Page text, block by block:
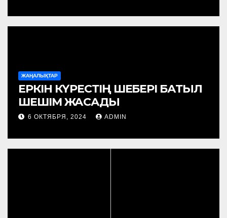
ЖАҢАЛЫҚТАР
ЕРКІН КҮРЕСТІҢ ШЕБЕРІ БАТЫЛ
ШЕШІМ ЖАСАДЫ
6 ОКТЯБРЯ, 2024 ADMIN